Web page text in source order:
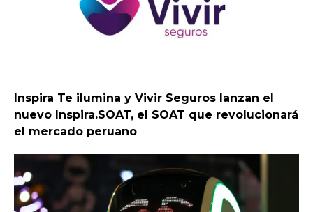
Inspira Te ilumina y Vivir Seguros lanzan el
nuevo Inspira.SOAT, el SOAT que revolucionará
el mercado peruano